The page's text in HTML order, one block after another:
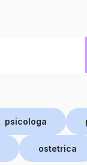
psicologa
ostetrica